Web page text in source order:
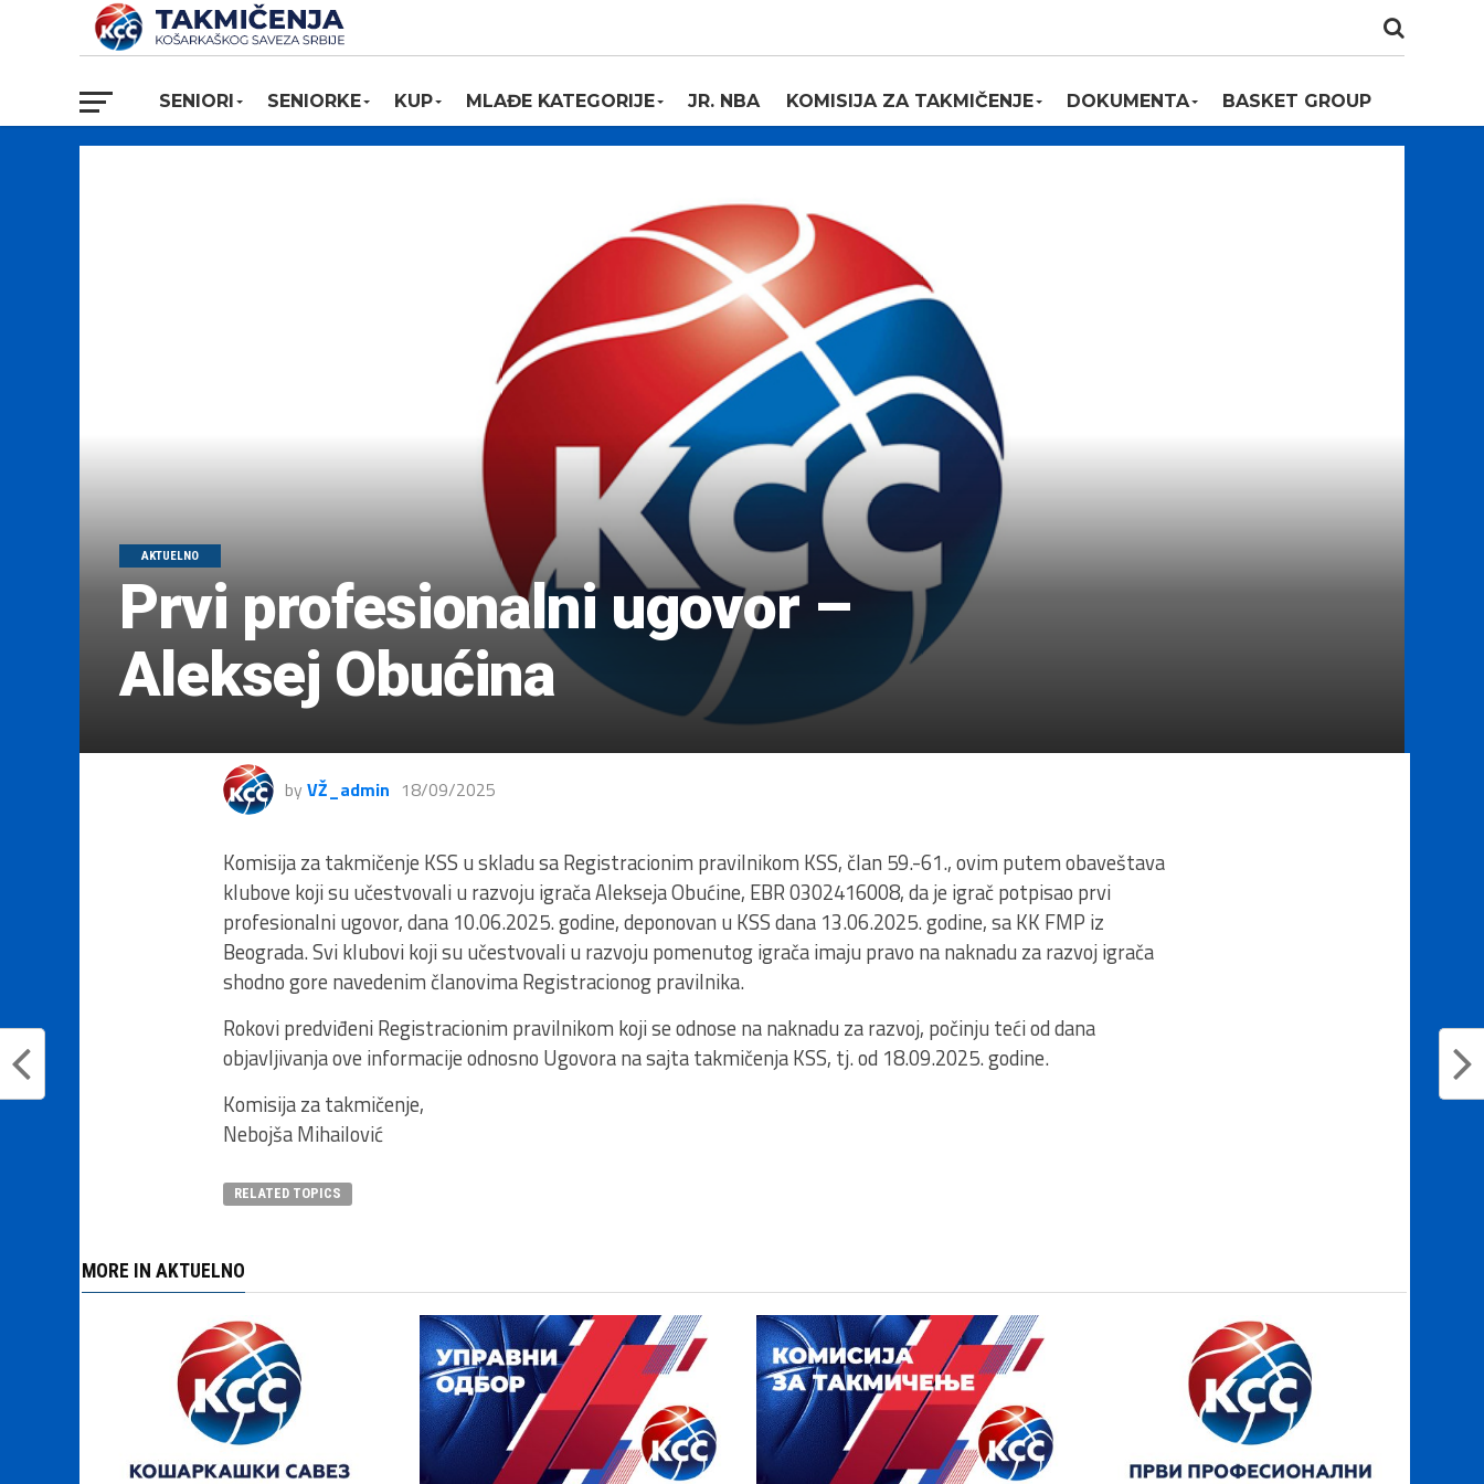
SENIORI SENIORKE KUP MLAĐE KATEGORIJE JR. NBA KOMISIJA ZA TAKMIČENJE DOKUMENTA BASKET GROUP
AKTUELNO
Prvi profesionalni ugovor –
Aleksej Obućina
by VŽ_admin 18/09/2025
Komisija za takmičenje KSS u skladu sa Registracionim pravilnikom KSS, član 59.-61., ovim putem obaveštava
klubove koji su učestvovali u razvoju igrača Alekseja Obućine, EBR 0302416008, da je igrač potpisao prvi
profesionalni ugovor, dana 10.06.2025. godine, deponovan u KSS dana 13.06.2025. godine, sa KK FMP iz
Beograda. Svi klubovi koji su učestvovali u razvoju pomenutog igrača imaju pravo na naknadu za razvoj igrača
shodno gore navedenim članovima Registracionog pravilnika.
Rokovi predviđeni Registracionim pravilnikom koji se odnose na naknadu za razvoj, počinju teći od dana
objavljivanja ove informacije odnosno Ugovora na sajta takmičenja KSS, tj. od 18.09.2025. godine.
Komisija za takmičenje,
Nebojša Mihailović
RELATED TOPICS
MORE IN AKTUELNO